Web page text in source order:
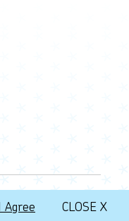
Agree CLOSE X